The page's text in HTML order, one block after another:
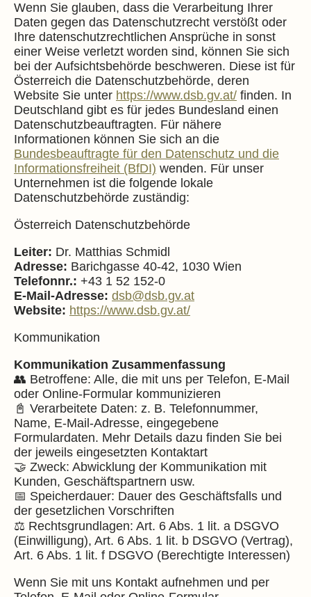
Wenn Sie glauben, dass die Verarbeitung Ihrer
Daten gegen das Datenschutzrecht verstößt oder
Ihre datenschutzrechtlichen Ansprüche in sonst
einer Weise verletzt worden sind, können Sie sich
bei der Aufsichtsbehörde beschweren. Diese ist für
Österreich die Datenschutzbehörde, deren
Website Sie unter https://www.dsb.gv.at/ finden. In
Deutschland gibt es für jedes Bundesland einen
Datenschutzbeauftragten. Für nähere
Informationen können Sie sich an die
Bundesbeauftragte für den Datenschutz und die
Informationsfreiheit (BfDI) wenden. Für unser
Unternehmen ist die folgende lokale
Datenschutzbehörde zuständig:
Österreich Datenschutzbehörde
Leiter: Dr. Matthias Schmidl
Adresse: Barichgasse 40-42, 1030 Wien
Telefonnr.: +43 1 52 152-0
E-Mail-Adresse: dsb@dsb.gv.at
Website: https://www.dsb.gv.at/
Kommunikation
Kommunikation Zusammenfassung
👥 Betroffene: Alle, die mit uns per Telefon, E-Mail
oder Online-Formular kommunizieren
📓 Verarbeitete Daten: z. B. Telefonnummer,
Name, E-Mail-Adresse, eingegebene
Formulardaten. Mehr Details dazu finden Sie bei
der jeweils eingesetzten Kontaktart
🤝 Zweck: Abwicklung der Kommunikation mit
Kunden, Geschäftspartnern usw.
📅 Speicherdauer: Dauer des Geschäftsfalls und
der gesetzlichen Vorschriften
⚖️ Rechtsgrundlagen: Art. 6 Abs. 1 lit. a DSGVO
(Einwilligung), Art. 6 Abs. 1 lit. b DSGVO (Vertrag),
Art. 6 Abs. 1 lit. f DSGVO (Berechtigte Interessen)
Wenn Sie mit uns Kontakt aufnehmen und per